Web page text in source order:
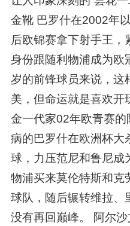
金靴 巴罗什在2002年
后欧锦赛拿下射手王，
身份跟随利物浦成为欧
岁的前锋球员来说，这
美，但命运就是喜欢开
金一代家02年欧青赛
病的巴罗什在欧洲杯大
球，力压范尼和鲁尼成
物浦买来莫伦特斯和克
球队，随后辗转维拉、
没有再回巅峰。 阿尔